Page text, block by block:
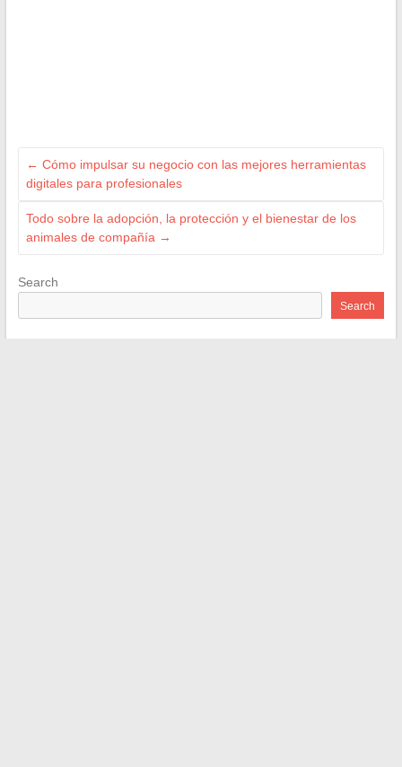
← Cómo impulsar su negocio con las mejores herramientas
digitales para profesionales
Todo sobre la adopción, la protección y el bienestar de los
animales de compañía →
Search
Search